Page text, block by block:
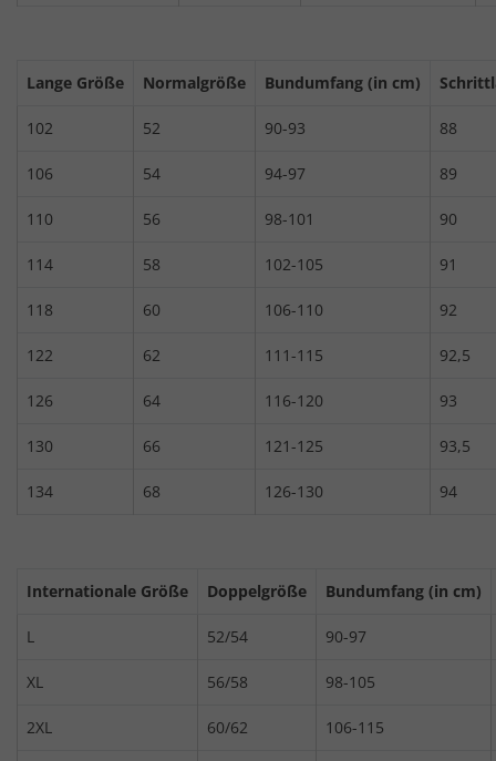
Lange Größe Normalgröße Bundumfang (in cm)
102 52 90-93 88
106 54 94-97 89
110 56 98-101 90
114 58 102-105 91
118 60 106-110 92
122 62 111-115 92,5
126 64 116-120 93
130 66 121-125 93,5
134 68 126-130 94
Internationale Größe Doppelgröße Bundumfang (in cm)
L 52/54 90-97
XL 56/58 98-105
2XL 60/62 106-115